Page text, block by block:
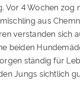
Vor 4 Wochen zog
aus
verstanden sich
beiden
ständig für
Jungs sichtlich